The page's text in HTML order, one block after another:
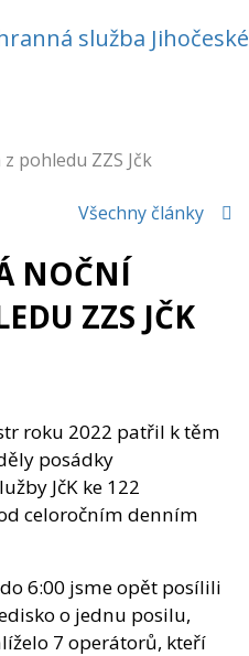
pohledu ZZS Jčk
Všechny články
NOČNÍ
ZZS JČK
roku 2022 patřil k těm
posádky
JčK ke 122
celoročním denním
6:00 jsme opět posílili
o jednu posilu,
7 operátorů, kteří